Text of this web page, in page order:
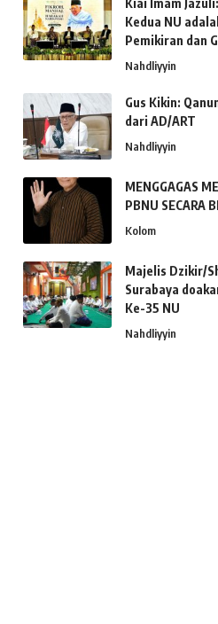
Kedua NU
Pemikiran dan
Nahdliyyin
Gus Kikin:
dari AD/ART
Nahdliyyin
MENGGAGAS
PBNU SECARA
Kolom
Majelis Dzikir/
Surabaya
Ke-35 NU
Nahdliyyin